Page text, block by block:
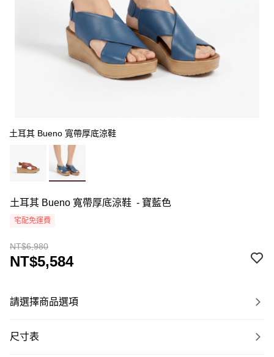
土耳其 Bueno 寬帶厚底涼鞋
土耳其 Bueno 寬帶厚底涼鞋 - 寶藍色
宅配免運費
NT$6,980
NT$5,584
請選擇商品選項
尺寸表